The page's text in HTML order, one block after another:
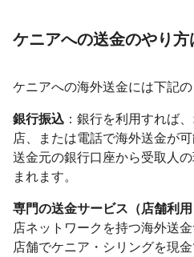
ケニアへの送金のやり方
ケニアへの海外送金には下記の
銀行振込 ：銀行を利用すれば
店、または電話で海外送金が可
送金元の銀行口座から受取人
まれます。
専門の送金サービス（店舗利用
店ネットワークを持つ海外送
店舗でケニア・シリングを現